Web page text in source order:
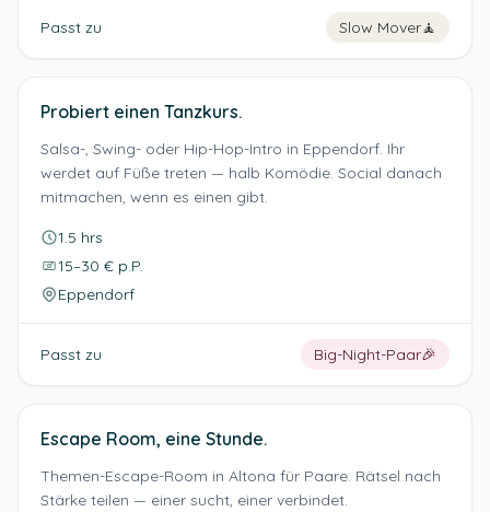
Passt zu Slow Mover🧘
Probiert einen Tanzkurs.
Salsa-, Swing- oder Hip-Hop-Intro in Eppendorf. Ihr
werdet auf Füße treten — halb Komödie. Social danach
mitmachen, wenn es einen gibt.
1.5 hrs
15–30 € p.P.
Eppendorf
Passt zu Big-Night-Paar🎉
Escape Room, eine Stunde.
Themen-Escape-Room in Altona für Paare. Rätsel nach
Stärke teilen — einer sucht, einer verbindet.